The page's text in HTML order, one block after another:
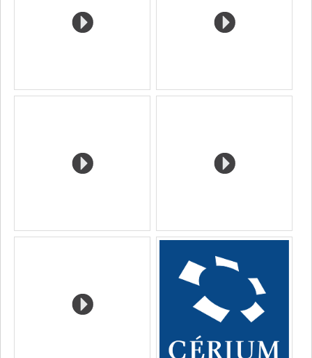
recherche